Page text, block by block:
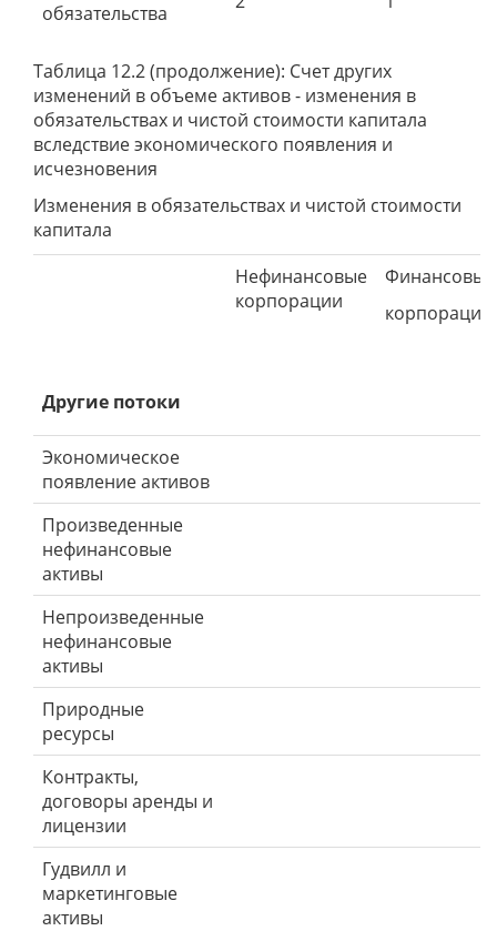
обязательства
Таблица 12.2 (продолжение): Счет других
изменений в объеме активов - изменения в
обязательствах и чистой стоимости капитала
вследствие экономического появления и
исчезновения
Изменения в обязательствах и чистой стоимости
капитала
Другие потоки
Нефинансовые
корпорации
Финансовые
корпорации
Экономическое
появление активов
Произведенные
нефинансовые
активы
Непроизведенные
нефинансовые
активы
Природные
ресурсы
Контракты,
договоры аренды и
лицензии
Гудвилл и
маркетинговые
активы